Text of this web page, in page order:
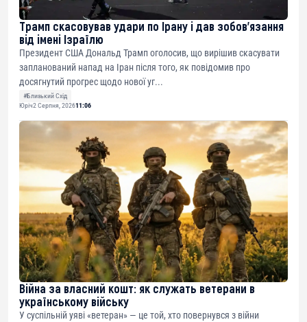
Трамп скасовував удари по Ірану і дав зобов’язання
від імені Ізраїлю
Президент США Дональд Трамп оголосив, що вирішив скасувати
запланований напад на Іран після того, як повідомив про
досягнутий прогрес щодо нової уг...
#Близький Схід
Юріч2 Серпня, 202611:06
Війна за власний кошт: як служать ветерани в
українському війську
У суспільній уяві «ветеран» — це той, хто повернувся з війни